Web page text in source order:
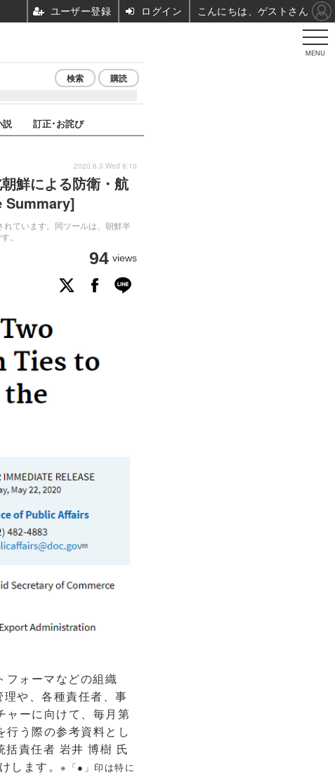
MENU
検索 購読
説 訂正･お詫び
鮮による防衛・航
Summary]
ています。同ツールは、朝鮮半
。
94 views
2020.6.3 Wed 8:10
ォーマなどの組織
や、各種責任者、事
ャーに向けて、毎月第
う際の参考資料とし
括責任者 岩井 博樹 氏
します。
※「●」印は特に
ユーザー登録 ログイン こんにちは、ゲストさん